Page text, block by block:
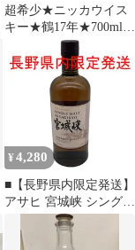
超希少★ニッカウイス
キー★鶴17年★700ml★
未開栓★NIKKA★白陶
ボトル♪
¥ 4,280
■【長野県内限定発送】
アサヒ 宮城峡 シングル
モルト ウィスキー
700ml 45％ 未開栓